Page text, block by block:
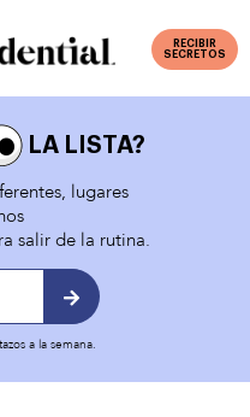
RECIBIR
SECRETOS
LA LISTA?
lugares
salir de la rutina.
a la semana.